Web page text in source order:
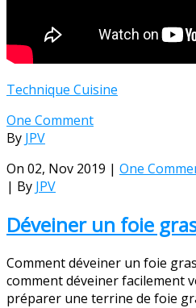
Technique Cuisine
One Comment
By JPV
On 02, Nov 2019 | One
| By JPV
Déveiner un foie
Comment déveiner un foie
comment déveiner facilement
préparer une terrine de foie